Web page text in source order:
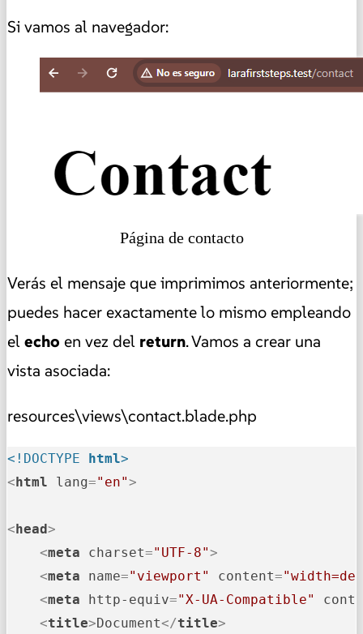
Si vamos al navegador:
Página de contacto
Verás el mensaje que imprimimos anteriormente;
puedes hacer exactamente lo mismo empleando
el echo en vez del return. Vamos a crear una
vista asociada:
resources\views\contact.blade.php
<!DOCTYPE html>
< html lang="en">
< head>
<meta charset="UTF-8">
<meta name="viewport" content=
<meta http-equiv="X-UA-Compatible"
<title>Document</title>